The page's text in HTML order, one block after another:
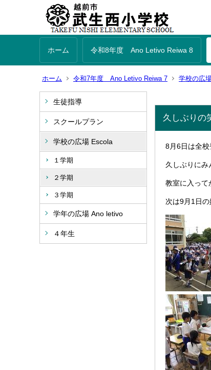
ホーム 令和8年度 Ano Letivo Reiwa 8
ホーム 令和7年度 Ano Letivo Reiwa 7 学校の広
生徒指導
スクールプラン
学校の広場 Escola
１学期
２学期
３学期
学年の広場 Ano letivo
４年生
久しぶりの
8月6日は全校
久しぶりにみ
教室に入って
次は9月1日